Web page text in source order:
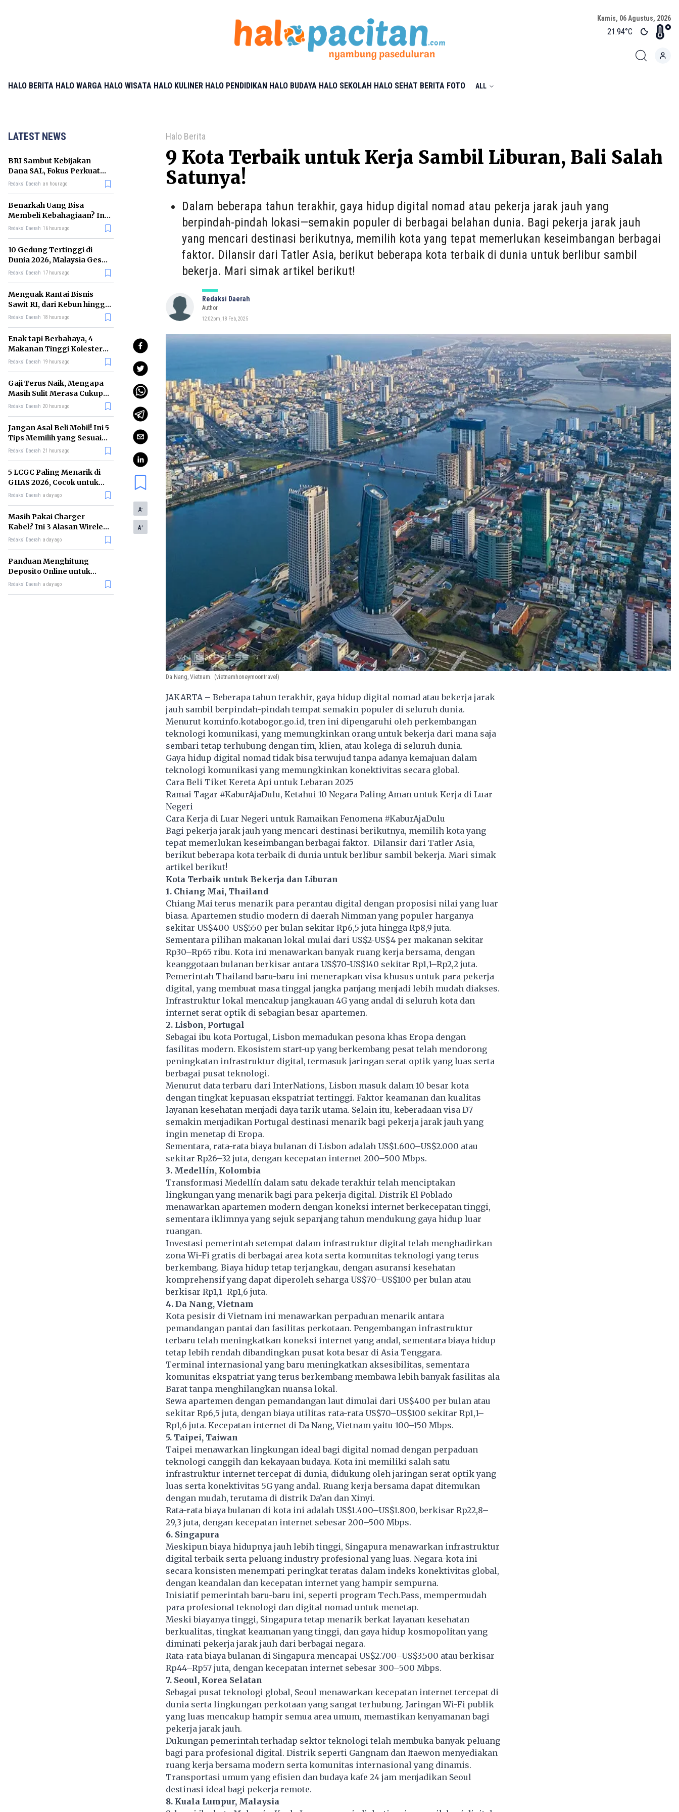
Kamis, 06 Agustus, 2026
21.94°C
HALO BERITA HALO WARGA HALO WISATA HALO KULINER HALO PENDIDIKAN HALO BUDAYA HALO SEKOLAH HALO SEHAT BERITA FOTO ALL
LATEST NEWS
BRI Sambut Kebijakan
Dana SAL, Fokus Perkuat
Kredit UMKM dan Sektor
Redaksi Daerah an hour ago
Benarkah Uang Bisa
Membeli Kebahagiaan? Ini
Penjelasan Ilmu Ekonomi
Redaksi Daerah 16 hours ago
10 Gedung Tertinggi di
Dunia 2026, Malaysia Geser
China ke Posisi Kedua
Redaksi Daerah 17 hours ago
Menguak Rantai Bisnis
Sawit RI, dari Kebun hingga
Jadi Minyak Goreng
Redaksi Daerah 18 hours ago
Enak tapi Berbahaya, 4
Makanan Tinggi Kolesterol
Ini Sebaiknya Dibatasi
Redaksi Daerah 19 hours ago
Gaji Terus Naik, Mengapa
Masih Sulit Merasa Cukup?
Ini Penjelasannya
Redaksi Daerah 20 hours ago
Jangan Asal Beli Mobil! Ini 5
Tips Memilih yang Sesuai
Kebutuhan
Redaksi Daerah 21 hours ago
5 LCGC Paling Menarik di
GIIAS 2026, Cocok untuk
Kamu Mendang-mending
Redaksi Daerah a day ago
Masih Pakai Charger
Kabel? Ini 3 Alasan Wireless
Charging Belum Bisa
Redaksi Daerah a day ago
Panduan Menghitung
Deposito Online untuk
Mewujudkan Keuangan
Redaksi Daerah a day ago
Halo Berita
9 Kota Terbaik untuk Kerja Sambil Liburan, Bali Salah
Satunya!
Dalam beberapa tahun terakhir, gaya hidup digital nomad atau pekerja jarak jauh yang
berpindah-pindah lokasi—semakin populer di berbagai belahan dunia. Bagi pekerja jarak jauh
yang mencari destinasi berikutnya, memilih kota yang tepat memerlukan keseimbangan berbagai
faktor. Dilansir dari Tatler Asia, berikut beberapa kota terbaik di dunia untuk berlibur sambil
bekerja. Mari simak artikel berikut!
Redaksi Daerah
Author
12:02pm, 18 Feb, 2025
A-
A+
Da Nang, Vietnam. (vietnamhoneymoontravel)
JAKARTA – Beberapa tahun terakhir, gaya hidup digital nomad atau bekerja jarak
jauh sambil berpindah-pindah tempat semakin populer di seluruh dunia.
Menurut kominfo.kotabogor.go.id, tren ini dipengaruhi oleh perkembangan
teknologi komunikasi, yang memungkinkan orang untuk bekerja dari mana saja
sembari tetap terhubung dengan tim, klien, atau kolega di seluruh dunia.
Gaya hidup digital nomad tidak bisa terwujud tanpa adanya kemajuan dalam
teknologi komunikasi yang memungkinkan konektivitas secara global.
Cara Beli Tiket Kereta Api untuk Lebaran 2025
Ramai Tagar #KaburAjaDulu, Ketahui 10 Negara Paling Aman untuk Kerja di Luar
Negeri
Cara Kerja di Luar Negeri untuk Ramaikan Fenomena #KaburAjaDulu
Bagi pekerja jarak jauh yang mencari destinasi berikutnya, memilih kota yang
tepat memerlukan keseimbangan berbagai faktor. Dilansir dari Tatler Asia,
berikut beberapa kota terbaik di dunia untuk berlibur sambil bekerja. Mari simak
artikel berikut!
Kota Terbaik untuk Bekerja dan Liburan
1. Chiang Mai, Thailand
Chiang Mai terus menarik para perantau digital dengan proposisi nilai yang luar
biasa. Apartemen studio modern di daerah Nimman yang populer harganya
sekitar US$400-US$550 per bulan sekitar Rp6,5 juta hingga Rp8,9 juta.
Sementara pilihan makanan lokal mulai dari US$2-US$4 per makanan sekitar
Rp30–Rp65 ribu. Kota ini menawarkan banyak ruang kerja bersama, dengan
keanggotaan bulanan berkisar antara US$70-US$140 sekitar Rp1,1–Rp2,2 juta.
Pemerintah Thailand baru-baru ini menerapkan visa khusus untuk para pekerja
digital, yang membuat masa tinggal jangka panjang menjadi lebih mudah diakses.
Infrastruktur lokal mencakup jangkauan 4G yang andal di seluruh kota dan
internet serat optik di sebagian besar apartemen.
2. Lisbon, Portugal
Sebagai ibu kota Portugal, Lisbon memadukan pesona khas Eropa dengan
fasilitas modern. Ekosistem start-up yang berkembang pesat telah mendorong
peningkatan infrastruktur digital, termasuk jaringan serat optik yang luas serta
berbagai pusat teknologi.
Menurut data terbaru dari InterNations, Lisbon masuk dalam 10 besar kota
dengan tingkat kepuasan ekspatriat tertinggi. Faktor keamanan dan kualitas
layanan kesehatan menjadi daya tarik utama. Selain itu, keberadaan visa D7
semakin menjadikan Portugal destinasi menarik bagi pekerja jarak jauh yang
ingin menetap di Eropa.
Sementara, rata-rata biaya bulanan di Lisbon adalah US$1.600–US$2.000 atau
sekitar Rp26–32 juta, dengan kecepatan internet 200–500 Mbps.
3. Medellín, Kolombia
Transformasi Medellín dalam satu dekade terakhir telah menciptakan
lingkungan yang menarik bagi para pekerja digital. Distrik El Poblado
menawarkan apartemen modern dengan koneksi internet berkecepatan tinggi,
sementara iklimnya yang sejuk sepanjang tahun mendukung gaya hidup luar
ruangan.
Investasi pemerintah setempat dalam infrastruktur digital telah menghadirkan
zona Wi-Fi gratis di berbagai area kota serta komunitas teknologi yang terus
berkembang. Biaya hidup tetap terjangkau, dengan asuransi kesehatan
komprehensif yang dapat diperoleh seharga US$70–US$100 per bulan atau
berkisar Rp1,1–Rp1,6 juta.
4. Da Nang, Vietnam
Kota pesisir di Vietnam ini menawarkan perpaduan menarik antara
pemandangan pantai dan fasilitas perkotaan. Pengembangan infrastruktur
terbaru telah meningkatkan koneksi internet yang andal, sementara biaya hidup
tetap lebih rendah dibandingkan pusat kota besar di Asia Tenggara.
Terminal internasional yang baru meningkatkan aksesibilitas, sementara
komunitas ekspatriat yang terus berkembang membawa lebih banyak fasilitas ala
Barat tanpa menghilangkan nuansa lokal.
Sewa apartemen dengan pemandangan laut dimulai dari US$400 per bulan atau
sekitar Rp6,5 juta, dengan biaya utilitas rata-rata US$70–US$100 sekitar Rp1,1–
Rp1,6 juta. Kecepatan internet di Da Nang, Vietnam yaitu 100–150 Mbps.
5. Taipei, Taiwan
Taipei menawarkan lingkungan ideal bagi digital nomad dengan perpaduan
teknologi canggih dan kekayaan budaya. Kota ini memiliki salah satu
infrastruktur internet tercepat di dunia, didukung oleh jaringan serat optik yang
luas serta konektivitas 5G yang andal. Ruang kerja bersama dapat ditemukan
dengan mudah, terutama di distrik Da’an dan Xinyi.
Rata-rata biaya bulanan di kota ini adalah US$1.400–US$1.800, berkisar Rp22,8–
29,3 juta, dengan kecepatan internet sebesar 200–500 Mbps.
6. Singapura
Meskipun biaya hidupnya jauh lebih tinggi, Singapura menawarkan infrastruktur
digital terbaik serta peluang industry profesional yang luas. Negara-kota ini
secara konsisten menempati peringkat teratas dalam indeks konektivitas global,
dengan keandalan dan kecepatan internet yang hampir sempurna.
Inisiatif pemerintah baru-baru ini, seperti program Tech.Pass, mempermudah
para profesional teknologi dan digital nomad untuk menetap.
Meski biayanya tinggi, Singapura tetap menarik berkat layanan kesehatan
berkualitas, tingkat keamanan yang tinggi, dan gaya hidup kosmopolitan yang
diminati pekerja jarak jauh dari berbagai negara.
Rata-rata biaya bulanan di Singapura mencapai US$2.700–US$3.500 atau berkisar
Rp44–Rp57 juta, dengan kecepatan internet sebesar 300–500 Mbps.
7. Seoul, Korea Selatan
Sebagai pusat teknologi global, Seoul menawarkan kecepatan internettercepat di
dunia serta lingkungan perkotaan yang sangat terhubung. Jaringan Wi-Fi publik
yang luas mencakup hampir semua area umum, memastikan kenyamanan bagi
pekerja jarak jauh.
Dukungan pemerintah terhadap sektor teknologi telah membuka banyak peluang
bagi para profesional digital. Distrik seperti Gangnam dan Itaewon menyediakan
ruang kerja bersama modern serta komunitas internasional yang dinamis.
Transportasi umum yang efisien dan budaya kafe 24 jam menjadikan Seoul
destinasi ideal bagi pekerja remote.
8. Kuala Lumpur, Malaysia